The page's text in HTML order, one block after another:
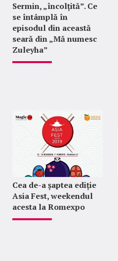
Sermin, „încolțită”. Ce
se întâmplă în
episodul din această
seară din „Mă numesc
Zuleyha”
Cea de-a șaptea ediție
Asia Fest, weekendul
acesta la Romexpo